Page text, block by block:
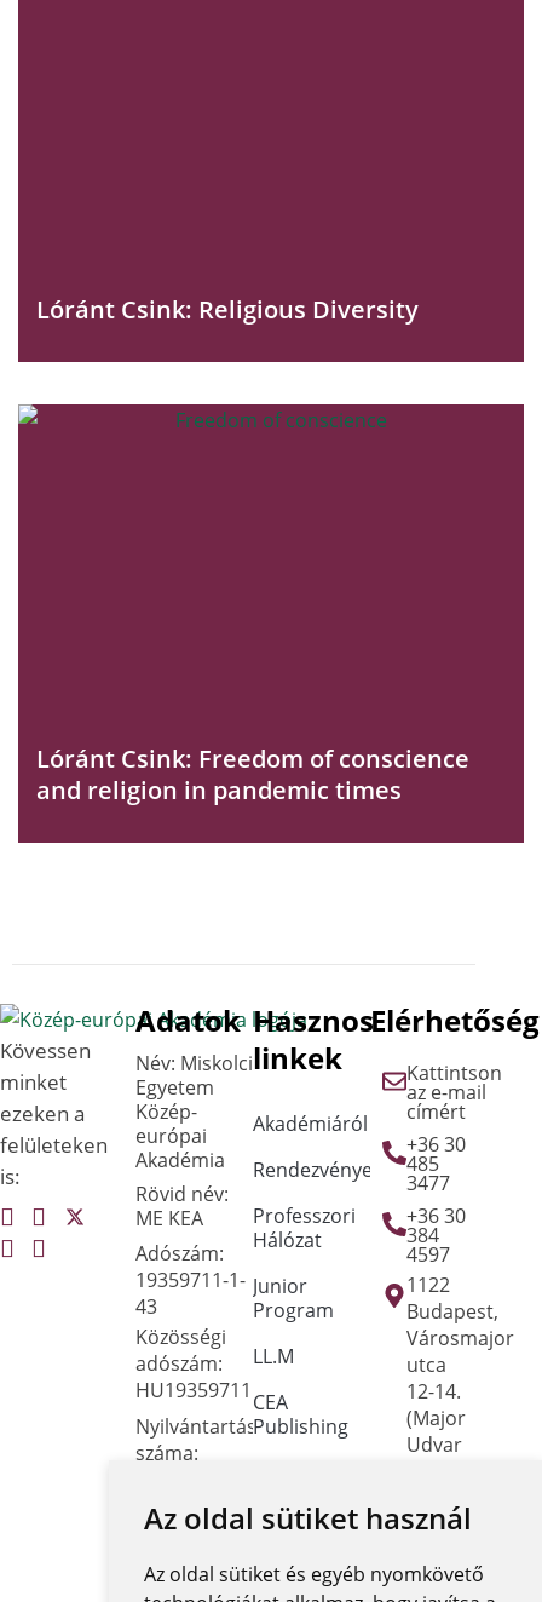
Az oldal sütiket használ
Az oldal sütiket és egyéb nyomkövető
Lóránt Csink: Religious Diversity
Lóránt Csink: Freedom of conscience
and religion in pandemic times
Kövessen
minket
ezeken a
felületeken
is:
Adatok
Név: Miskolci
Egyetem
Közép-
európai
Akadémia
Rövid név:
ME KEA
Adószám:
19359711-1-
43
Közösségi
adószám:
HU19359711
Nyilvántartási
száma:
Hivatal
FNYF/419-
4/2023
Székhely:
Hasznos
linkek
Akadémiáról
Rendezvények
Professzori
Hálózat
Junior
Program
LL.M
CEA
Publishing
Kapcsolat
Közérdekű
adatok
Elérhetőség
Kattintson
az e-mail
címért
+36 30
485
3477
+36 30
384
4597
1122
Budapest,
Városmajor
utca
12-14.
(Major
Udvar